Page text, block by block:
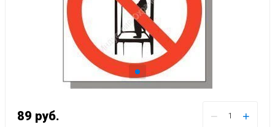
89 руб. − +